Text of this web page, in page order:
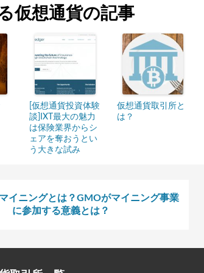
仮想通貨の記事
[仮想通貨投資体験
談]IXT最大の魅力
は保険業界からシ
ェアを奪おうとい
う大きな試み
仮想通貨取引所と
は？
イニングとは？GMOがマイニング事業
に参加する意義とは？